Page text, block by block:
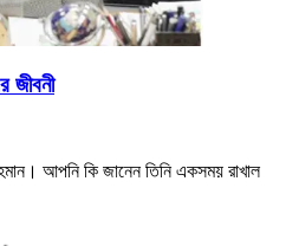
জীবনী
আপনি কি জানেন তিনি একসময় রাখাল